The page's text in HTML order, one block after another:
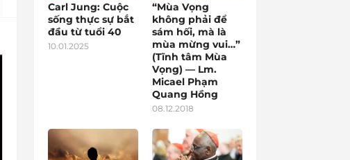
Carl Jung: Cuộc
sống thực sự bắt
đầu từ tuổi 40
10.01.2025
“Mùa Vọng
không phải để
sám hối, mà là
mùa mừng vui…”
(Tĩnh tâm Mùa
Vọng) — Lm.
Micael Phạm
Quang Hồng
08.12.2018